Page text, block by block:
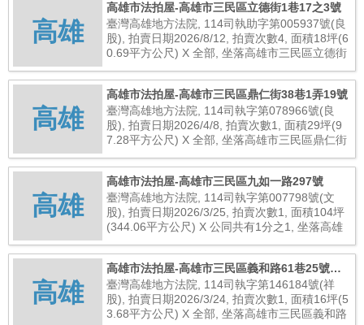
高雄
高雄市法拍屋-高雄市三民區立德街1巷17之3號
臺灣高雄地方法院, 114司執助字第005937號(良
股), 拍賣日期2026/8/12, 拍賣次數4, 面積18坪(6
0.69平方公尺) X 全部, 坐落高雄市三民區立德街
高雄
高雄市法拍屋-高雄市三民區鼎仁街38巷1弄19號
臺灣高雄地方法院, 114司執字第078966號(良
股), 拍賣日期2026/4/8, 拍賣次數1, 面積29坪(9
7.28平方公尺) X 全部, 坐落高雄市三民區鼎仁街
高雄
高雄市法拍屋-高雄市三民區九如一路297號
臺灣高雄地方法院, 114司執字第007798號(文
股), 拍賣日期2026/3/25, 拍賣次數1, 面積104坪
(344.06平方公尺) X 公同共有1分之1, 坐落高雄
元
高雄
高雄市法拍屋-高雄市三民區義和路61巷25號六
樓之4
臺灣高雄地方法院, 114司執字第146184號(祥
股), 拍賣日期2026/3/24, 拍賣次數1, 面積16坪(5
3.68平方公尺) X 全部, 坐落高雄市三民區義和路